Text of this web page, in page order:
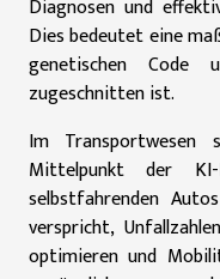
Diagnosen und
Dies bedeutet eine
genetischen Code
zugeschnitten ist.
Im
Mittelpunkt der KI-
selbstfahrenden
verspricht,
optimieren und